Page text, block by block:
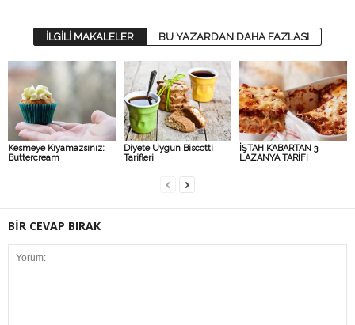
İLGİLİ MAKALELER BU YAZARDAN DAHA FAZLASI
Kesmeye Kıyamazsınız:
Buttercream
Diyete Uygun Biscotti
Tarifleri
İŞTAH KABARTAN 3
LAZANYA TARİFİ
BİR CEVAP BIRAK